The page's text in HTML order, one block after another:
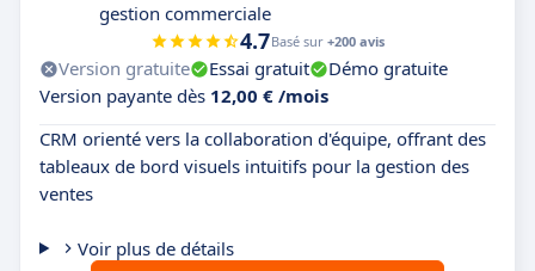
gestion commerciale
4.7Basé sur +200 avis
Version gratuite Essai gratuit
Démo gratuite
Version payante dès 12,00 € /mois
CRM orienté vers la collaboration d'équipe, offrant des
tableaux de bord visuels intuitifs pour la gestion des
ventes
Voir plus de détails